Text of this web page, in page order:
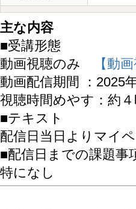
主な内容
■受講形態
動画視聴のみ
【動
動画配信期間 ：2025
視聴時間めやす：約４
■テキスト
配信日当日よりマイ
■配信日までの課題事
特になし